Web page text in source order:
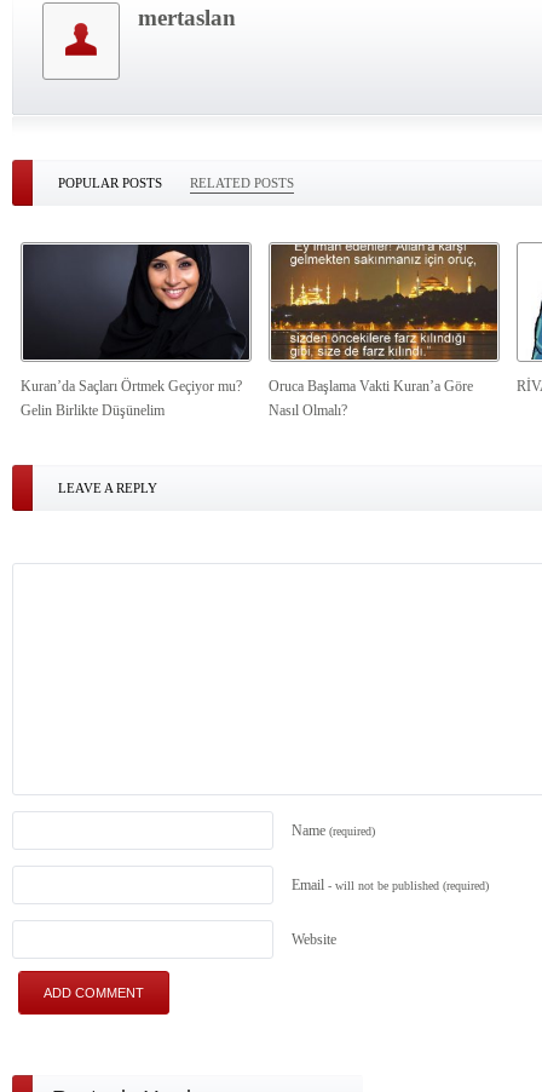
mertaslan
POPULAR POSTS RELATED POSTS
Kuran’da Saçları Örtmek Geçiyor mu?
Gelin Birlikte Düşünelim
Oruca Başlama Vakti Kuran’a Göre
Nasıl Olmalı?
LEAVE A REPLY
Name (required)
Email - will not be published (required)
Website